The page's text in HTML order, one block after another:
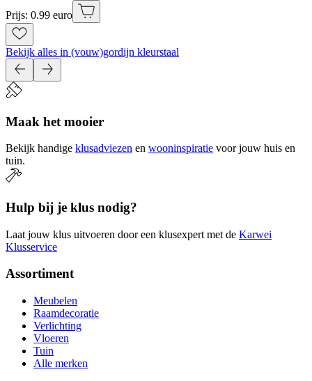
Prijs: 0.99 euro
Bekijk alles in (vouw)gordijn kleurstaal
Maak het mooier
Bekijk handige klusadviezen en wooninspiratie voor jouw huis en
tuin.
Hulp bij je klus nodig?
Laat jouw klus uitvoeren door een klusexpert met de Karwei
Klusservice
Assortiment
Meubelen
Raamdecoratie
Verlichting
Vloeren
Tuin
Alle merken